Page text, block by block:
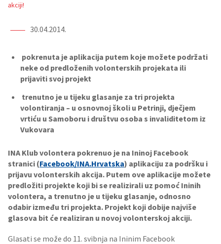
akciji!
30.04.2014.
pokrenuta je aplikacija putem koje možete podržati
neke od predloženih volonterskih projekata ili
prijaviti svoj projekt
trenutno je u tijeku glasanje za tri projekta
volontiranja – u osnovnoj školi u Petrinji, dječjem
vrtiću u Samoboru i društvu osoba s invaliditetom iz
Vukovara
INA Klub volontera pokrenuo je na Ininoj Facebook
stranici (Facebook/INA.Hrvatska) aplikaciju za podršku i
prijavu volonterskih akcija. Putem ove aplikacije možete
predložiti projekte koji bi se realizirali uz pomoć Ininih
volontera, a trenutno je u tijeku glasanje, odnosno
odabir između tri projekta. Projekt koji dobije najviše
glasova bit će realiziran u novoj volonterskoj akciji.
Glasati se može do 11. svibnja na Ininim Facebook